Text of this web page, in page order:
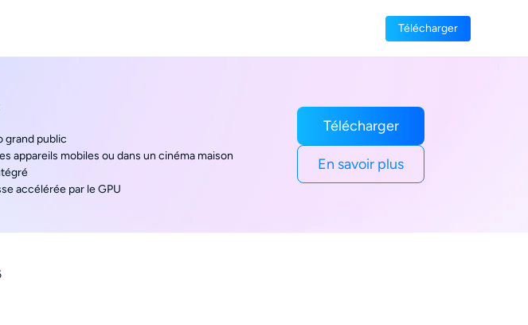
Télécharger
grand public
appareils mobiles ou dans un cinéma maison
accélérée par le GPU
Télécharger
En savoir plus